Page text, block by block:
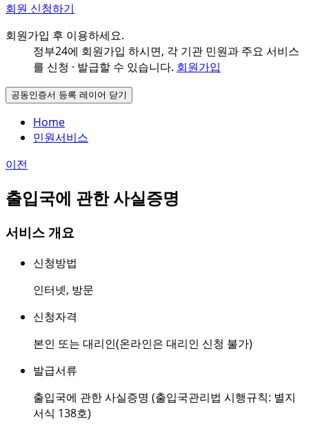
회원 신청하기
회원가입 후 이용하세요.
정부24에 회원가입 하시면, 각 기관 민원과 주요 서비스
를 신청 · 발급할 수 있습니다. 회원가입
공동인증서 등록 레이어 닫기
Home
민원서비스
이전
출입국에 관한 사실증명
서비스 개요
신청방법
인터넷, 방문
신청자격
본인 또는 대리인(온라인은 대리인 신청 불가)
발급서류
출입국에 관한 사실증명 (출입국관리법 시행규칙: 별지
서식 138호)